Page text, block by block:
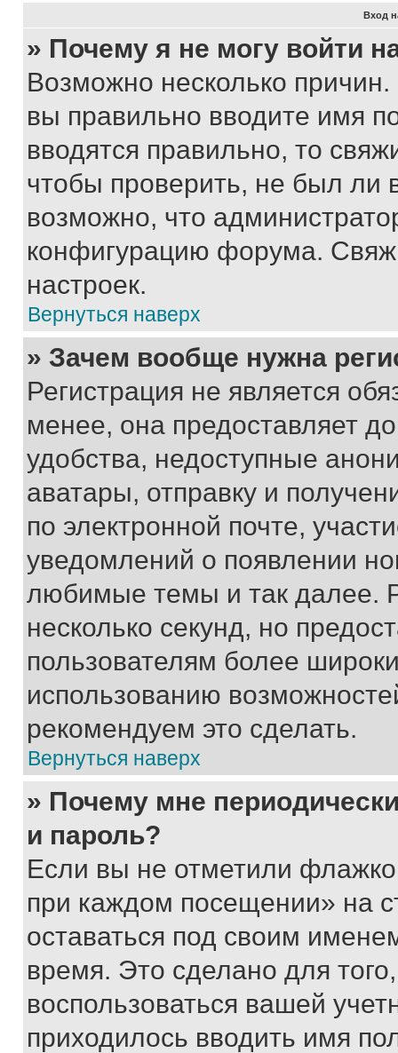
Вход
» Почему я не могу войти
Возможно несколько
вы правильно вводите имя
вводятся правильно, то
чтобы проверить, не был ли
возможно, что
конфигурацию форума.
настроек.
Вернуться наверх
» Зачем вообще нужна
Регистрация не является
менее, она предоставляет
удобства, недоступные
аватары, отправку и
по электронной почте,
уведомлений о появлении
любимые темы и так далее.
несколько секунд, но
пользователям более
использованию
рекомендуем это сделать.
Вернуться наверх
» Почему мне
и пароль?
Если вы не отметили
при каждом посещении» на
оставаться под своим
время. Это сделано для
воспользоваться вашей
приходилось вводить имя